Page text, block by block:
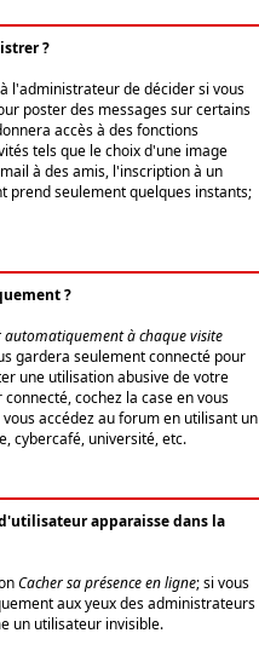
?
l'administrateur de décider si vous
poster des messages sur certains
accès à des fonctions
tels que le choix d'une image
à des amis, l'inscription à un
prend seulement quelques instants;
?
automatiquement à chaque visite
gardera seulement connecté pour
une utilisation abusive de votre
cochez la case en vous
accédez au forum en utilisant un
cybercafé, université, etc.
apparaisse dans la
Cacher sa présence en ligne; si vous
aux yeux des administrateurs
un utilisateur invisible.